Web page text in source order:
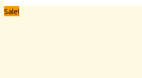
Sale!